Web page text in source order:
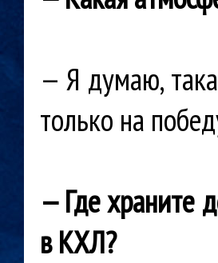
— Я думаю,
только на
— Где храните
в КХЛ?